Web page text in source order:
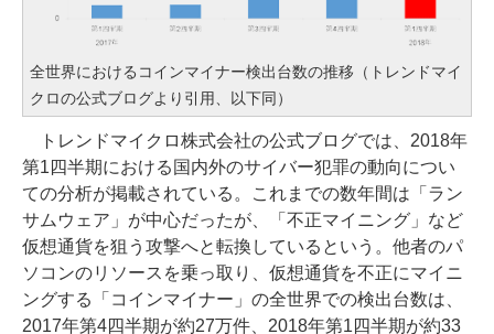
全世界におけるコインマイナー検出台数の推移（トレンドマイ
クロの公式ブログより引用、以下同）
トレンドマイクロ株式会社の公式ブログでは、2018年
第1四半期における国内外のサイバー犯罪の動向につい
ての分析が掲載されている。これまでの数年間は「ラン
サムウェア」が中心だったが、「不正マイニング」など
仮想通貨を狙う攻撃へと転換しているという。他者のパ
ソコンのリソースを乗っ取り、仮想通貨を不正にマイニ
ングする「コインマイナー」の全世界での検出台数は、
2017年第4四半期が約27万件、2018年第1四半期が約33